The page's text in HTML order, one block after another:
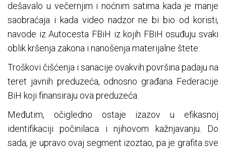
dešavalo u večernjim i noćnim satima kada je manje
saobraćaja i kada video nadzor ne bi bio od koristi,
navode iz Autocesta FBiH iz kojih FBiH osuđuju svaki
oblik kršenja zakona i nanošenja materijalne štete.
Troškovi čišćenja i sanacije ovakvih površina padaju na
teret javnih preduzeća, odnosno građana Federacije
BiH koji finansiraju ova preduzeća.
Međutim, očigledno ostaje izazov u efikasnoj
identifikaciji počinilaca i njihovom kažnjavanju. Do
sada, je upravo ovaj segment izoztao, pa je grafita sve